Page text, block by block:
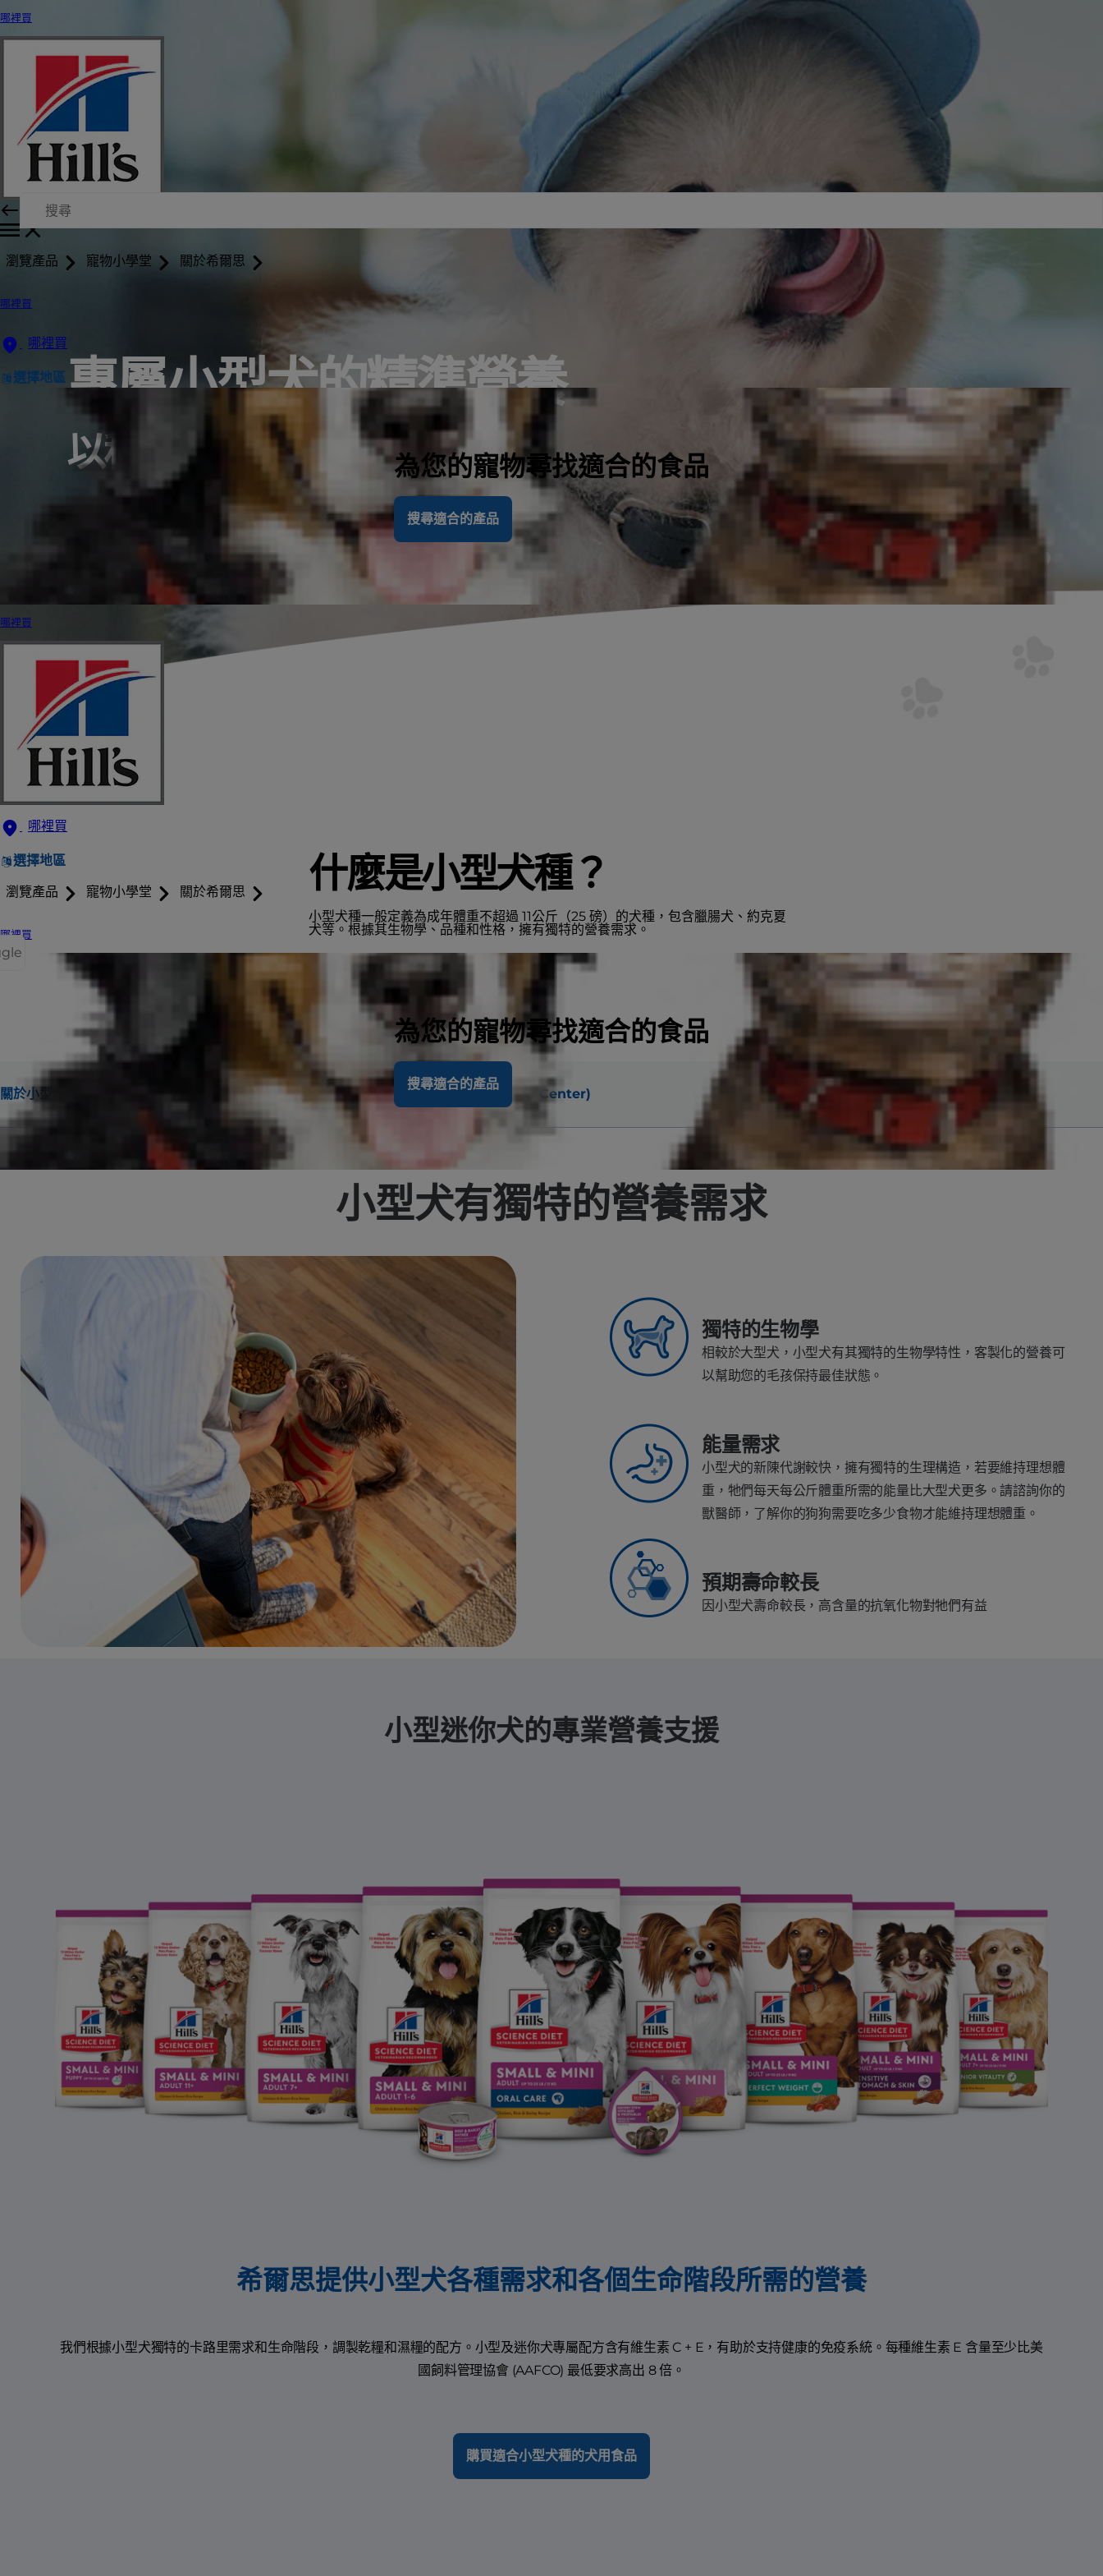
哪裡買
瀏覽產品 寵物小學堂 關於希爾思
哪裡買
哪裡買
選擇地區
為您的寵物尋找適合的食品
搜尋適合的產品
哪裡買
哪裡買
選擇地區
瀏覽產品 寵物小學堂 關於希爾思
哪裡買
為您的寵物尋找適合的食品
搜尋適合的產品
專屬小型犬的精準營養
以科學帶來改變
什麼是小型犬種？
小型犬種一般定義為成年體重不超過 11公斤（25 磅）的犬種，包含臘腸犬、約克夏
犬等。根據其生物學、品種和性格，擁有獨特的營養需求。
關於小型犬 小型犬照護 小型犬創新中心 (Small Paws Innovation Center)
小型犬有獨特的營養需求
獨特的生物學
相較於大型犬，小型犬有其獨特的生物學特性，客製化的營養可
以幫助您的毛孩保持最佳狀態。
能量需求
小型犬的新陳代謝較快，擁有獨特的生理構造，若要維持理想體
重，牠們每天每公斤體重所需的能量比大型犬更多。請諮詢你的
獸醫師，了解你的狗狗需要吃多少食物才能維持理想體重。
預期壽命較長
因小型犬壽命較長，高含量的抗氧化物對牠們有益
小型迷你犬的專業營養支援
希爾思提供小型犬各種需求和各個生命階段所需的營養
我們根據小型犬獨特的卡路里需求和生命階段，調製乾糧和濕糧的配方。小型及迷你犬專屬配方含有維生素 C + E，有助於支持健康的免疫系統。每種維生素 E 含量至少比美
國飼料管理協會 (AAFCO) 最低要求高出 8 倍。
購買適合小型犬種的犬用食品